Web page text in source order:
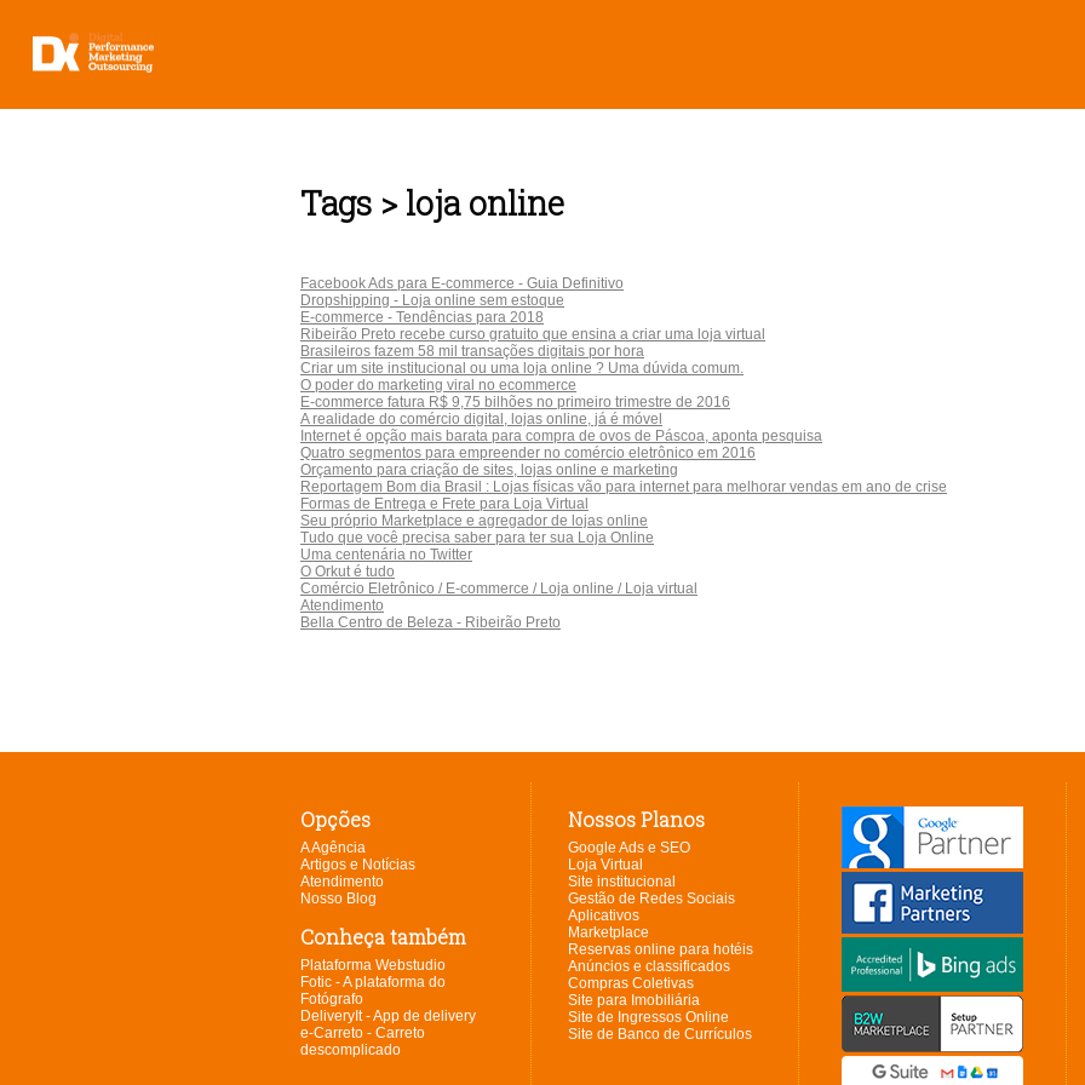
Tags > loja online
Facebook Ads para E-commerce - Guia Definitivo
Dropshipping - Loja online sem estoque
E-commerce - Tendências para 2018
Ribeirão Preto recebe curso gratuito que ensina a criar uma loja virtual
Brasileiros fazem 58 mil transações digitais por hora
Criar um site institucional ou uma loja online ? Uma dúvida comum.
O poder do marketing viral no ecommerce
E-commerce fatura R$ 9,75 bilhões no primeiro trimestre de 2016
A realidade do comércio digital, lojas online, já é móvel
Internet é opção mais barata para compra de ovos de Páscoa, aponta pesquisa
Quatro segmentos para empreender no comércio eletrônico em 2016
Orçamento para criação de sites, lojas online e marketing
Reportagem Bom dia Brasil : Lojas físicas vão para internet para melhorar vendas em ano de crise
Formas de Entrega e Frete para Loja Virtual
Seu próprio Marketplace e agregador de lojas online
Tudo que você precisa saber para ter sua Loja Online
Uma centenária no Twitter
O Orkut é tudo
Comércio Eletrônico / E-commerce / Loja online / Loja virtual
Atendimento
Bella Centro de Beleza - Ribeirão Preto
Opções
A Agência
Artigos e Notícias
Atendimento
Nosso Blog
Conheça também
Plataforma Webstudio
Fotic - A plataforma do
Fotógrafo
DeliveryIt - App de delivery
e-Carreto - Carreto
descomplicado
Nossos Planos
Google Ads e SEO
Loja Virtual
Site institucional
Gestão de Redes Sociais
Aplicativos
Marketplace
Reservas online para hotéis
Anúncios e classificados
Compras Coletivas
Site para Imobiliária
Site de Ingressos Online
Site de Banco de Currículos